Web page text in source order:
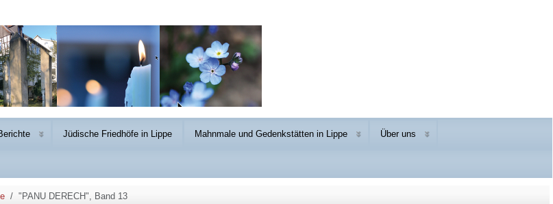
Jüdische Friedhöfe in Lippe Mahnmale und Gedenkstätten in Lippe Über uns
"PANU DERECH", Band 13